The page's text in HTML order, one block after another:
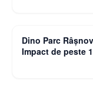
Dino Parc
Impact de peste